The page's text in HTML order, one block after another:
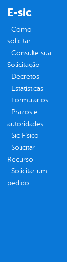
E-sic
Como
solicitar
Consulte sua
Solicitação
Decretos
Estatísticas
Formulários
Prazos e
autoridades
Sic Físico
Solicitar
Recurso
Solicitar um
pedido